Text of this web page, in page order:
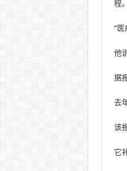
程。
“
他
据
去
该
它